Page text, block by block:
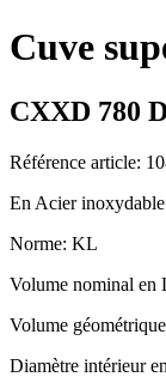
Cuve
CXXD 780
Référence article:
En Acier
Norme: KL
Volume nominal en
Volume
Diamètre intérieur